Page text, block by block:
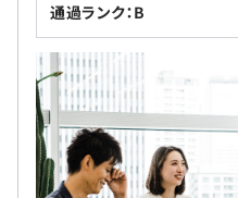
通過ランク：B